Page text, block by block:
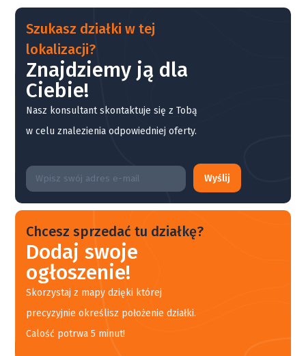
Szukasz działki w tej
lokalizacji?
Znajdziemy ją dla
Ciebie!
Nasz konsultant skontaktuje się z Tobą
w celu znalezienia odpowiedniej oferty.
Wyślij
Chcesz sprzedać tu działkę?
Dodaj swoje
ogłoszenie!
Skorzystaj z mapy dzięki której
precyzyjnie określisz położenie działki.
Calość potrwa 5 minut!